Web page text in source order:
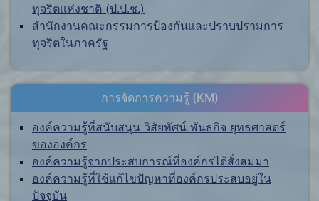
ทุจริตแห่งชาติ (ป.ป.ช.)
สำนักงานคณะกรรมการป้องกันและปราบปรามการ
ทุจริตในภาครัฐ
การจัดการความรู้ (KM)
องค์ความรู้ที่สนับสนุน วิสัยทัศน์ พันธกิจ ยุทธศาสตร์
ขององค์กร
องค์ความรู้จากประสบการณ์ที่องค์กรได้สั่งสมมา
องค์ความรู้ที่ใช้แก้ไขปัญหาที่องค์กรประสบอยู่ใน
ปัจจุบัน